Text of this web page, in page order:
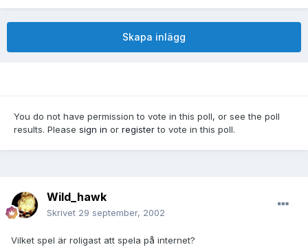
Skapa inlägg
You do not have permission to vote in this poll, or see the poll
results. Please sign in or registerto vote in this poll.
Wild_hawk
Skrivet 29 september, 2002
Vilket spel är roligast att spela på internet?